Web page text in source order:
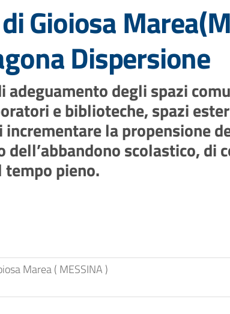
Gioiosa
Dispersione
degli spazi
e biblioteche, spazi
la propensione
scolastico, di
pieno.
Marea ( MESSINA )